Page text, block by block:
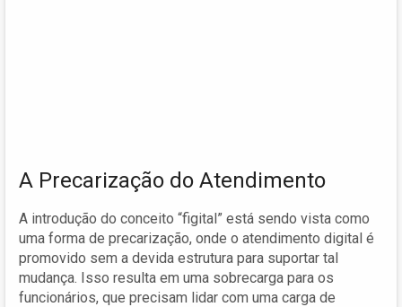
A Precarização do Atendimento
A introdução do conceito “figital” está sendo vista como
uma forma de precarização, onde o atendimento digital é
promovido sem a devida estrutura para suportar tal
mudança. Isso resulta em uma sobrecarga para os
funcionários, que precisam lidar com uma carga de